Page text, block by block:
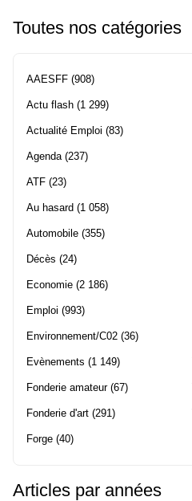
Toutes nos catégories
AAESFF (908)
Actu flash (1 299)
Actualité Emploi (83)
Agenda (237)
ATF (23)
Au hasard (1 058)
Automobile (355)
Décès (24)
Economie (2 186)
Emploi (993)
Environnement/C02 (36)
Evènements (1 149)
Fonderie amateur(67)
Fonderie d'art (291)
Forge (40)
Articles par années